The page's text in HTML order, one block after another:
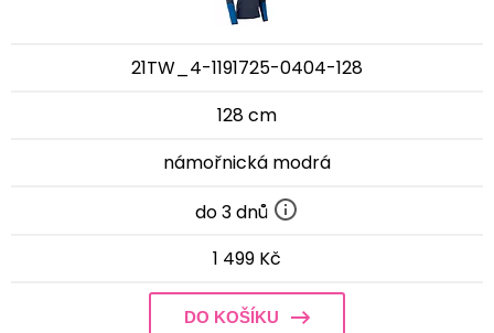
21TW_4-1191725-0404-128
128 cm
námořnická modrá
do 3 dnů
1 499 Kč
DO KOŠÍKU